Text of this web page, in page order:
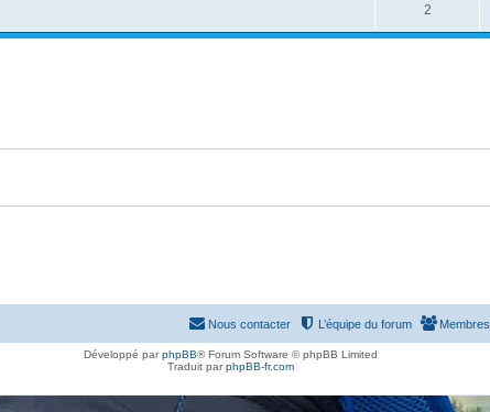
2
Membres
L’équipe du forum
Nous contacter
Développé parphpBB® Forum Software © phpBB Limited
Traduit parphpBB-fr.com